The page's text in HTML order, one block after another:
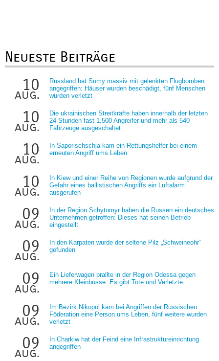
Neueste Beiträge
10
aug.
Russland hat Sumy massiv mit gelenkten Flugbomben
angegriffen: Häuser wurden beschädigt, fünf Menschen
wurden verletzt
10
aug.
Die ukrainischen Streitkräfte haben innerhalb der letzten
24 Stunden fast 1.500 Angreifer und mehr als 540
Fahrzeuge ausgeschaltet
10
aug.
In Saporischschja kam ein Rettungshelfer bei einem
erneuten Angriff ums Leben
10
aug.
In Kiew und einer Reihe von Regionen wurde aufgrund der
Gefahr eines ballistischen Angriffs ein Luftalarm
ausgerufen
09
aug.
In der Region Schytomyr haben die Russen ein deutsches
Unternehmen getroffen: Dieses hat seinen Betrieb
eingestellt
09
aug.
In den Karpaten wurde der seltene Pilz „Schweineohr“
gefunden
09
aug.
Ein Lieferwagen prallte in der Region Odessa gegen
mehrere Kleinbusse: Es gibt Tote und Verletzte
09
aug.
Im Bezirk Nikopol kam bei Angriffen der Russischen
Föderation eine Person ums Leben, fünf weitere wurden
verletzt
09
aug.
In Charkiw hat der Feind eine Infrastruktureinrichtung
angegriffen